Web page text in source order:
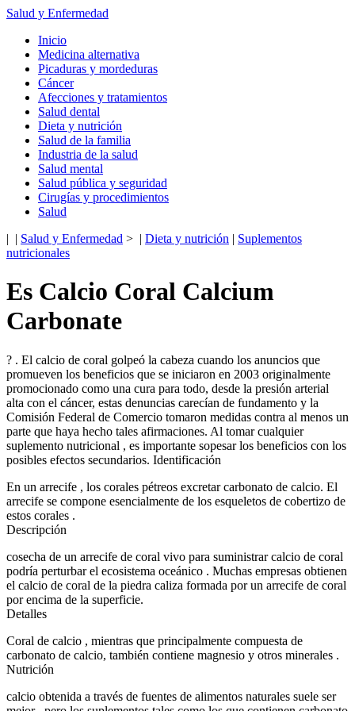
Salud y Enfermedad
Inicio
Medicina alternativa
Picaduras y mordeduras
Cáncer
Afecciones y tratamientos
Salud dental
Dieta y nutrición
Salud de la familia
Industria de la salud
Salud mental
Salud pública y seguridad
Cirugías y procedimientos
Salud
| | Salud y Enfermedad > | Dieta y nutrición | Suplementos
nutricionales
Es Calcio Coral Calcium
Carbonate
? . El calcio de coral golpeó la cabeza cuando los anuncios que
promueven los beneficios que se iniciaron en 2003 originalmente
promocionado como una cura para todo, desde la presión arterial
alta con el cáncer, estas denuncias carecían de fundamento y la
Comisión Federal de Comercio tomaron medidas contra al menos un
parte que haya hecho tales afirmaciones. Al tomar cualquier
suplemento nutricional , es importante sopesar los beneficios con los
posibles efectos secundarios. Identificación
En un arrecife , los corales pétreos excretar carbonato de calcio. El
arrecife se compone esencialmente de los esqueletos de cobertizo de
estos corales .
Descripción
cosecha de un arrecife de coral vivo para suministrar calcio de coral
podría perturbar el ecosistema oceánico . Muchas empresas obtienen
el calcio de coral de la piedra caliza formada por un arrecife de coral
por encima de la superficie.
Detalles
Coral de calcio , mientras que principalmente compuesta de
carbonato de calcio, también contiene magnesio y otros minerales .
Nutrición
calcio obtenida a través de fuentes de alimentos naturales suele ser